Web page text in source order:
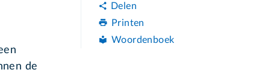
de
Delen
Printen
Woordenboek